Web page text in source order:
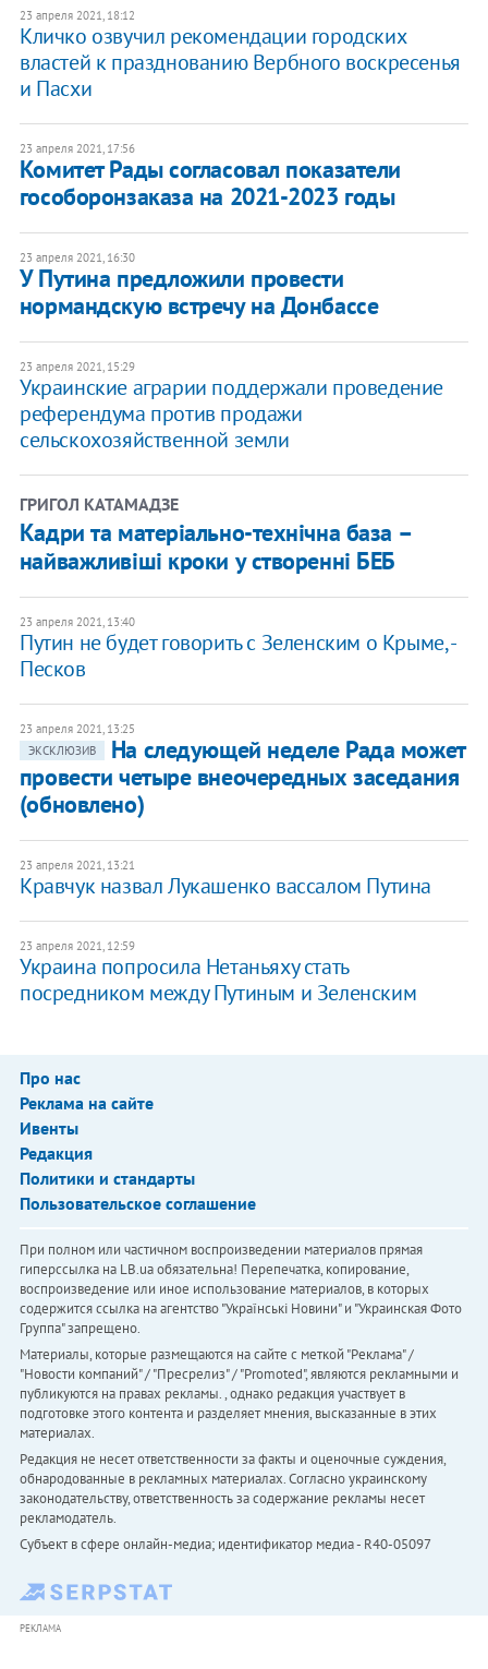
23 апреля 2021, 18:12
Кличко озвучил рекомендации городских
властей к празднованию Вербного воскресенья
и Пасхи
23 апреля 2021, 17:56
Комитет Рады согласовал показатели
гособоронзаказа на 2021-2023 годы
23 апреля 2021, 16:30
У Путина предложили провести
нормандскую встречу на Донбассе
23 апреля 2021, 15:29
Украинские аграрии поддержали проведение
референдума против продажи
сельскохозяйственной земли
ГРИГОЛ КАТАМАДЗЕ
Кадри та матеріально-технічна база –
найважливіші кроки у створенні БЕБ
23 апреля 2021, 13:40
Путин не будет говорить с Зеленским о Крыме, -
Песков
23 апреля 2021, 13:25
ЭКСКЛЮЗИВ
На следующей неделе Рада может
провести четыре внеочередных заседания
(обновлено)
23 апреля 2021, 13:21
​Кравчук назвал Лукашенко вассалом Путина
23 апреля 2021, 12:59
Украина попросила Нетаньяху стать
посредником между Путиным и Зеленским
Про нас
Реклама на сайте
Ивенты
Редакция
Политики и стандарты
Пользовательское соглашение
При полном или частичном воспроизведении материалов прямая
гиперссылка на LB.ua обязательна! Перепечатка, копирование,
воспроизведение или иное использование материалов, в которых
содержится ссылка на агентство "Українськi Новини" и "Украинская Фото
Группа" запрещено.
Материалы, которые размещаются на сайте с меткой "Реклама" /
"Новости компаний" / "Пресрелиз" / "Promoted", являются рекламными и
публикуются на правах рекламы. , однако редакция участвует в
подготовке этого контента и разделяет мнения, высказанные в этих
материалах.
Редакция не несет ответственности за факты и оценочные суждения,
обнародованные в рекламных материалах. Согласно украинскому
законодательству, ответственность за содержание рекламы несет
рекламодатель.
Субъект в сфере онлайн-медиа; идентификатор медиа - R40-05097
РЕКЛАМА